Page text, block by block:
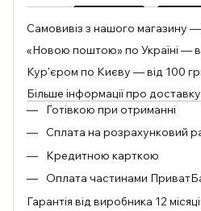
Самовивіз з нашого магазину
«Новою поштою» по Україні —
Кур'єром по Києву — від 100
Більше інформації про доставку
Готівкою при отриманні
Сплата на розрахунковий
Кредитною карткою
Оплата частинами
Гарантія від виробника 12